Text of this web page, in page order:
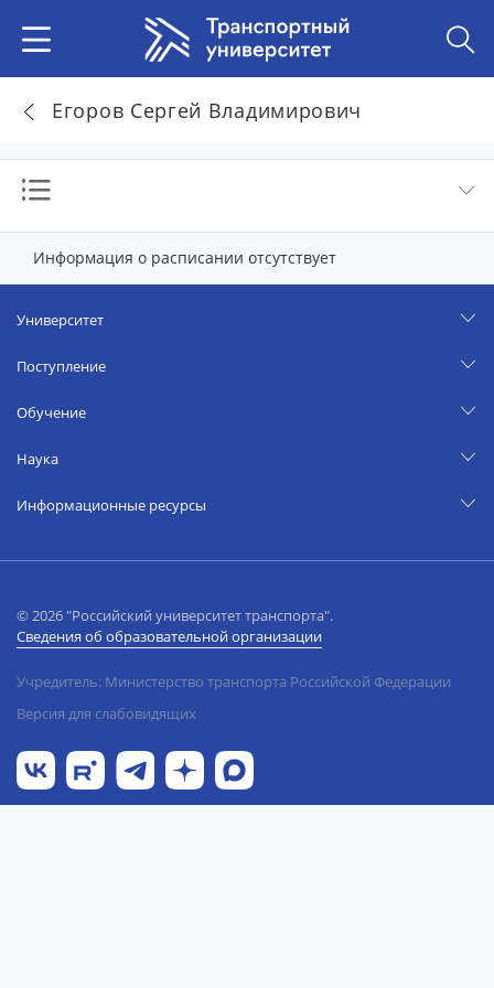
Егоров Сергей Владимирович
Информация о расписании отсутствует
Университет
Поступление
Обучение
Наука
Информационные ресурсы
© 2026 "Российский университет транспорта".
Сведения об образовательной организации
Учредитель: Министерство транспорта Российской Федерации
Версия для слабовидящих